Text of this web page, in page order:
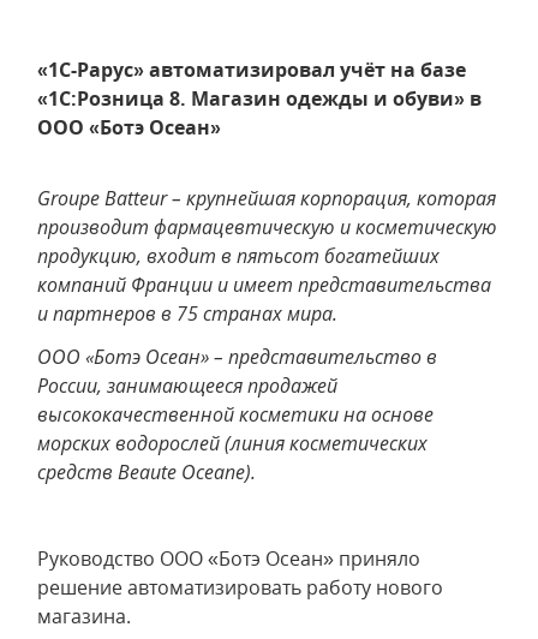
«1С-Рарус» автоматизировал учёт на базе
«1С:Розница 8. Магазин одежды и обуви» в
ООО «Ботэ Осеан»
Groupe Batteur – крупнейшая корпорация, которая
производит фармацевтическую и косметическую
продукцию, входит в пятьсот богатейших
компаний Франции и имеет представительства
и партнеров в 75 странах мира.
ООО «Ботэ Осеан» – представительство в
России, занимающееся продажей
высококачественной косметики на основе
морских водорослей (линия косметических
средств Beaute Oceane).
Руководство ООО «Ботэ Осеан» приняло
решение автоматизировать работу нового
магазина.